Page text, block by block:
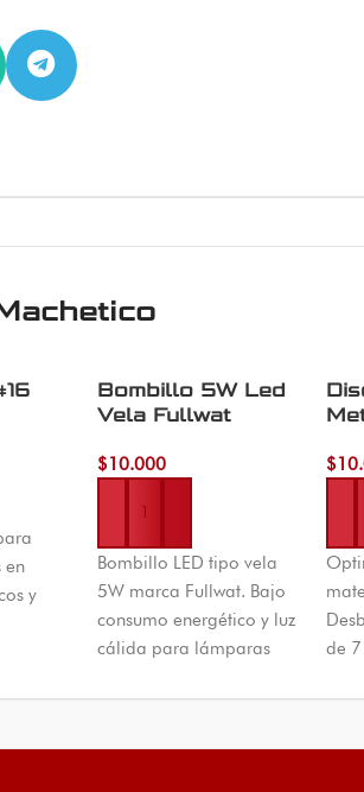
en
y
Bombillo 5W Led
Vela Fullwat
$10.000
Añadir al carrito
Bombillo LED tipo vela
5W marca Fullwat. Bajo
consumo energético y luz
cálida para lámparas
apliques. El Machetico,
$
de